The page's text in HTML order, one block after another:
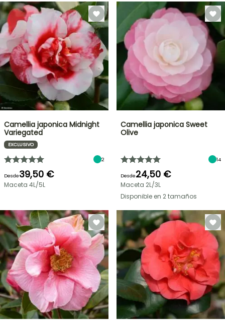
Camellia japonica Midnight
Variegated
EXCLUSIVO
2
Desde39,50 €
Maceta 4L/5L
Camellia japonica Sweet
Olive
14
Desde24,50 €
Maceta 2L/3L
Disponible en 2 tamaños